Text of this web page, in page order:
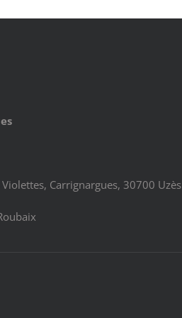
Carrignargues, 30700 Uzès